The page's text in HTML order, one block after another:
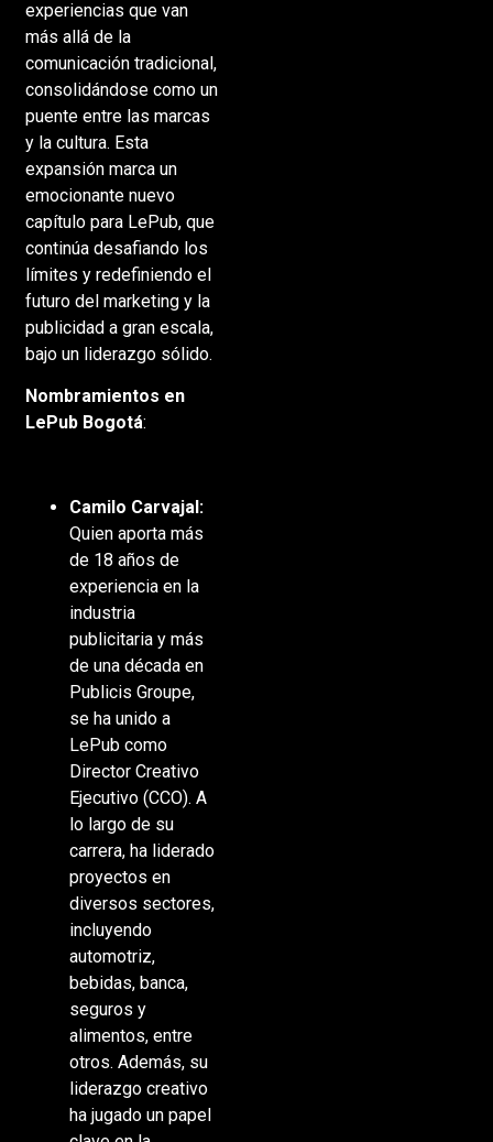
experiencias que van
más allá de la
comunicación tradicional,
consolidándose como un
puente entre las marcas
y la cultura. Esta
expansión marca un
emocionante nuevo
capítulo para LePub, que
continúa desafiando los
límites y redefiniendo el
futuro del marketing y la
publicidad a gran escala,
bajo un liderazgo sólido.
Nombramientos en
LePub Bogotá:
Camilo Carvajal:
Quien aporta más
de 18 años de
experiencia en la
industria
publicitaria y más
de una década en
Publicis Groupe,
se ha unido a
LePub como
Director Creativo
Ejecutivo (CCO). A
lo largo de su
carrera, ha liderado
proyectos en
diversos sectores,
incluyendo
automotriz,
bebidas, banca,
seguros y
alimentos, entre
otros. Además, su
liderazgo creativo
ha jugado un papel